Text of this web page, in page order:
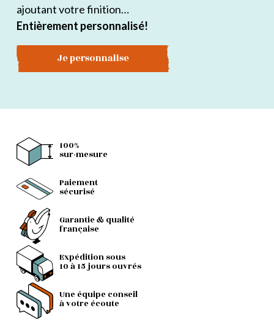
ajoutant votre finition…
Entièrement personnalisé!
Je personnalise
100%
sur-mesure
Paiement
sécurisé
Garantie & qualité
française
Expédition sous
10 à 15 jours ouvrés
Une équipe conseil
à votre écoute